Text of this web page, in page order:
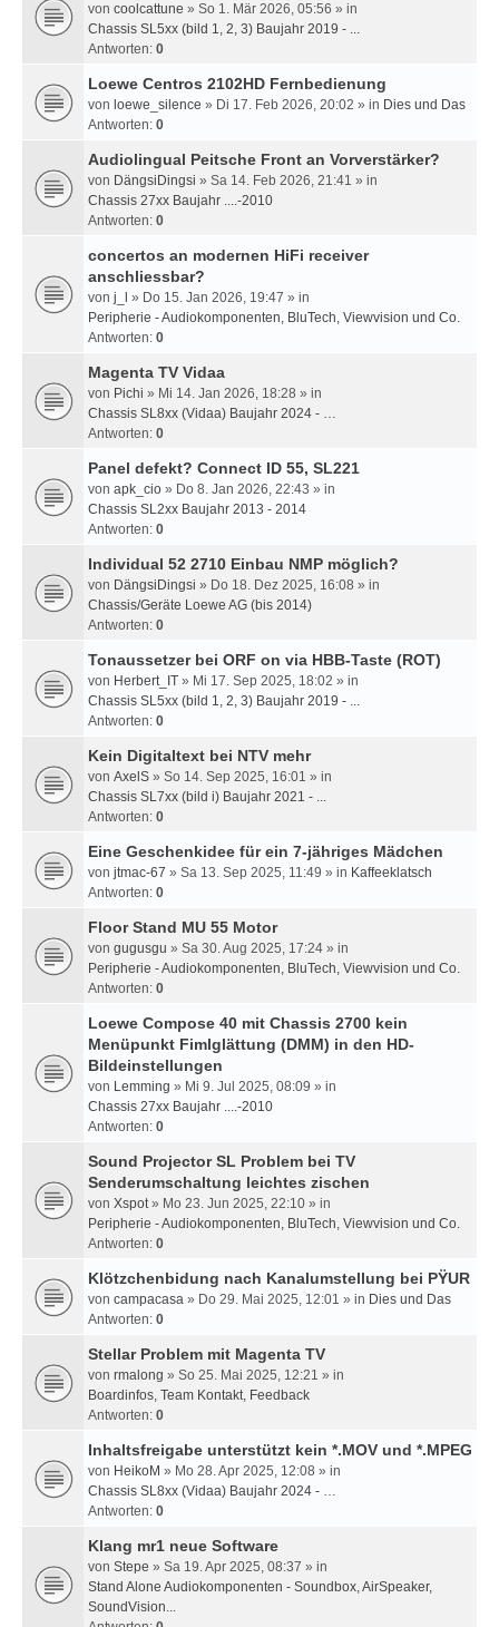
von coolcattune » So 1. Mär 2026, 05:56 » in
Chassis SL5xx (bild 1, 2, 3) Baujahr 2019 - ...
Antworten: 0
Loewe Centros 2102HD Fernbedienung
von loewe_silence » Di 17. Feb 2026, 20:02 » in Dies und Das
Antworten: 0
Audiolingual Peitsche Front an Vorverstärker?
von DängsiDingsi » Sa 14. Feb 2026, 21:41 » in
Chassis 27xx Baujahr ....-2010
Antworten: 0
concertos an modernen HiFi receiver
anschliessbar?
von j_l
» Do 15. Jan 2026, 19:47 » in
Peripherie - Audiokomponenten, BluTech, Viewvision und Co.
Antworten: 0
Magenta TV Vidaa
von Pichi » Mi 14. Jan 2026, 18:28 » in
Chassis SL8xx (Vidaa) Baujahr 2024 - …
Antworten: 0
Panel defekt? Connect ID 55, SL221
von apk_cio » Do 8. Jan 2026, 22:43 » in
Chassis SL2xx Baujahr 2013 - 2014
Antworten: 0
Individual 52 2710 Einbau NMP möglich?
von DängsiDingsi » Do 18. Dez 2025, 16:08 » in
Chassis/Geräte Loewe AG (bis 2014)
Antworten: 0
Tonaussetzer bei ORF on via HBB-Taste (ROT)
von Herbert_IT » Mi 17. Sep 2025, 18:02 » in
Chassis SL5xx (bild 1, 2, 3) Baujahr 2019 - ...
Antworten: 0
Kein Digitaltext bei NTV mehr
von AxelS » So 14. Sep 2025, 16:01 » in
Chassis SL7xx (bild i) Baujahr 2021 - ...
Antworten: 0
Eine Geschenkidee für ein 7-jähriges Mädchen
von jtmac-67 » Sa 13. Sep 2025, 11:49 » in Kaffeeklatsch
Antworten: 0
Floor Stand MU 55 Motor
von gugusgu » Sa 30. Aug 2025, 17:24 » in
Peripherie - Audiokomponenten, BluTech, Viewvision und Co.
Antworten: 0
Loewe Compose 40 mit Chassis 2700 kein
Menüpunkt Fimlglättung (DMM) in den HD-
Bildeinstellungen
von Lemming » Mi 9. Jul 2025, 08:09 » in
Chassis 27xx Baujahr ....-2010
Antworten: 0
Sound Projector SL Problem bei TV
Senderumschaltung leichtes zischen
von Xspot» Mo 23. Jun 2025, 22:10 » in
Peripherie - Audiokomponenten, BluTech, Viewvision und Co.
Antworten: 0
Klötzchenbidung nach Kanalumstellung bei PŸUR
von campacasa » Do 29. Mai 2025, 12:01 » in Dies und Das
Antworten: 0
Stellar Problem mit Magenta TV
von rmalong » So 25. Mai 2025, 12:21 » in
Boardinfos, Team Kontakt, Feedback
Antworten: 0
Inhaltsfreigabe unterstützt kein *.MOV und *.MPEG
von HeikoM » Mo 28. Apr 2025, 12:08 » in
Chassis SL8xx (Vidaa) Baujahr 2024 - …
Antworten: 0
Klang mr1 neue Software
von Stepe » Sa 19. Apr 2025, 08:37 » in
Stand Alone Audiokomponenten - Soundbox, AirSpeaker,
SoundVision...